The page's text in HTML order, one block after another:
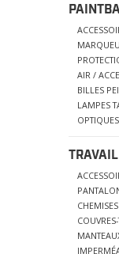
AIR /
BILLES
LAMPES
OPTIQUES
TRAVAIL